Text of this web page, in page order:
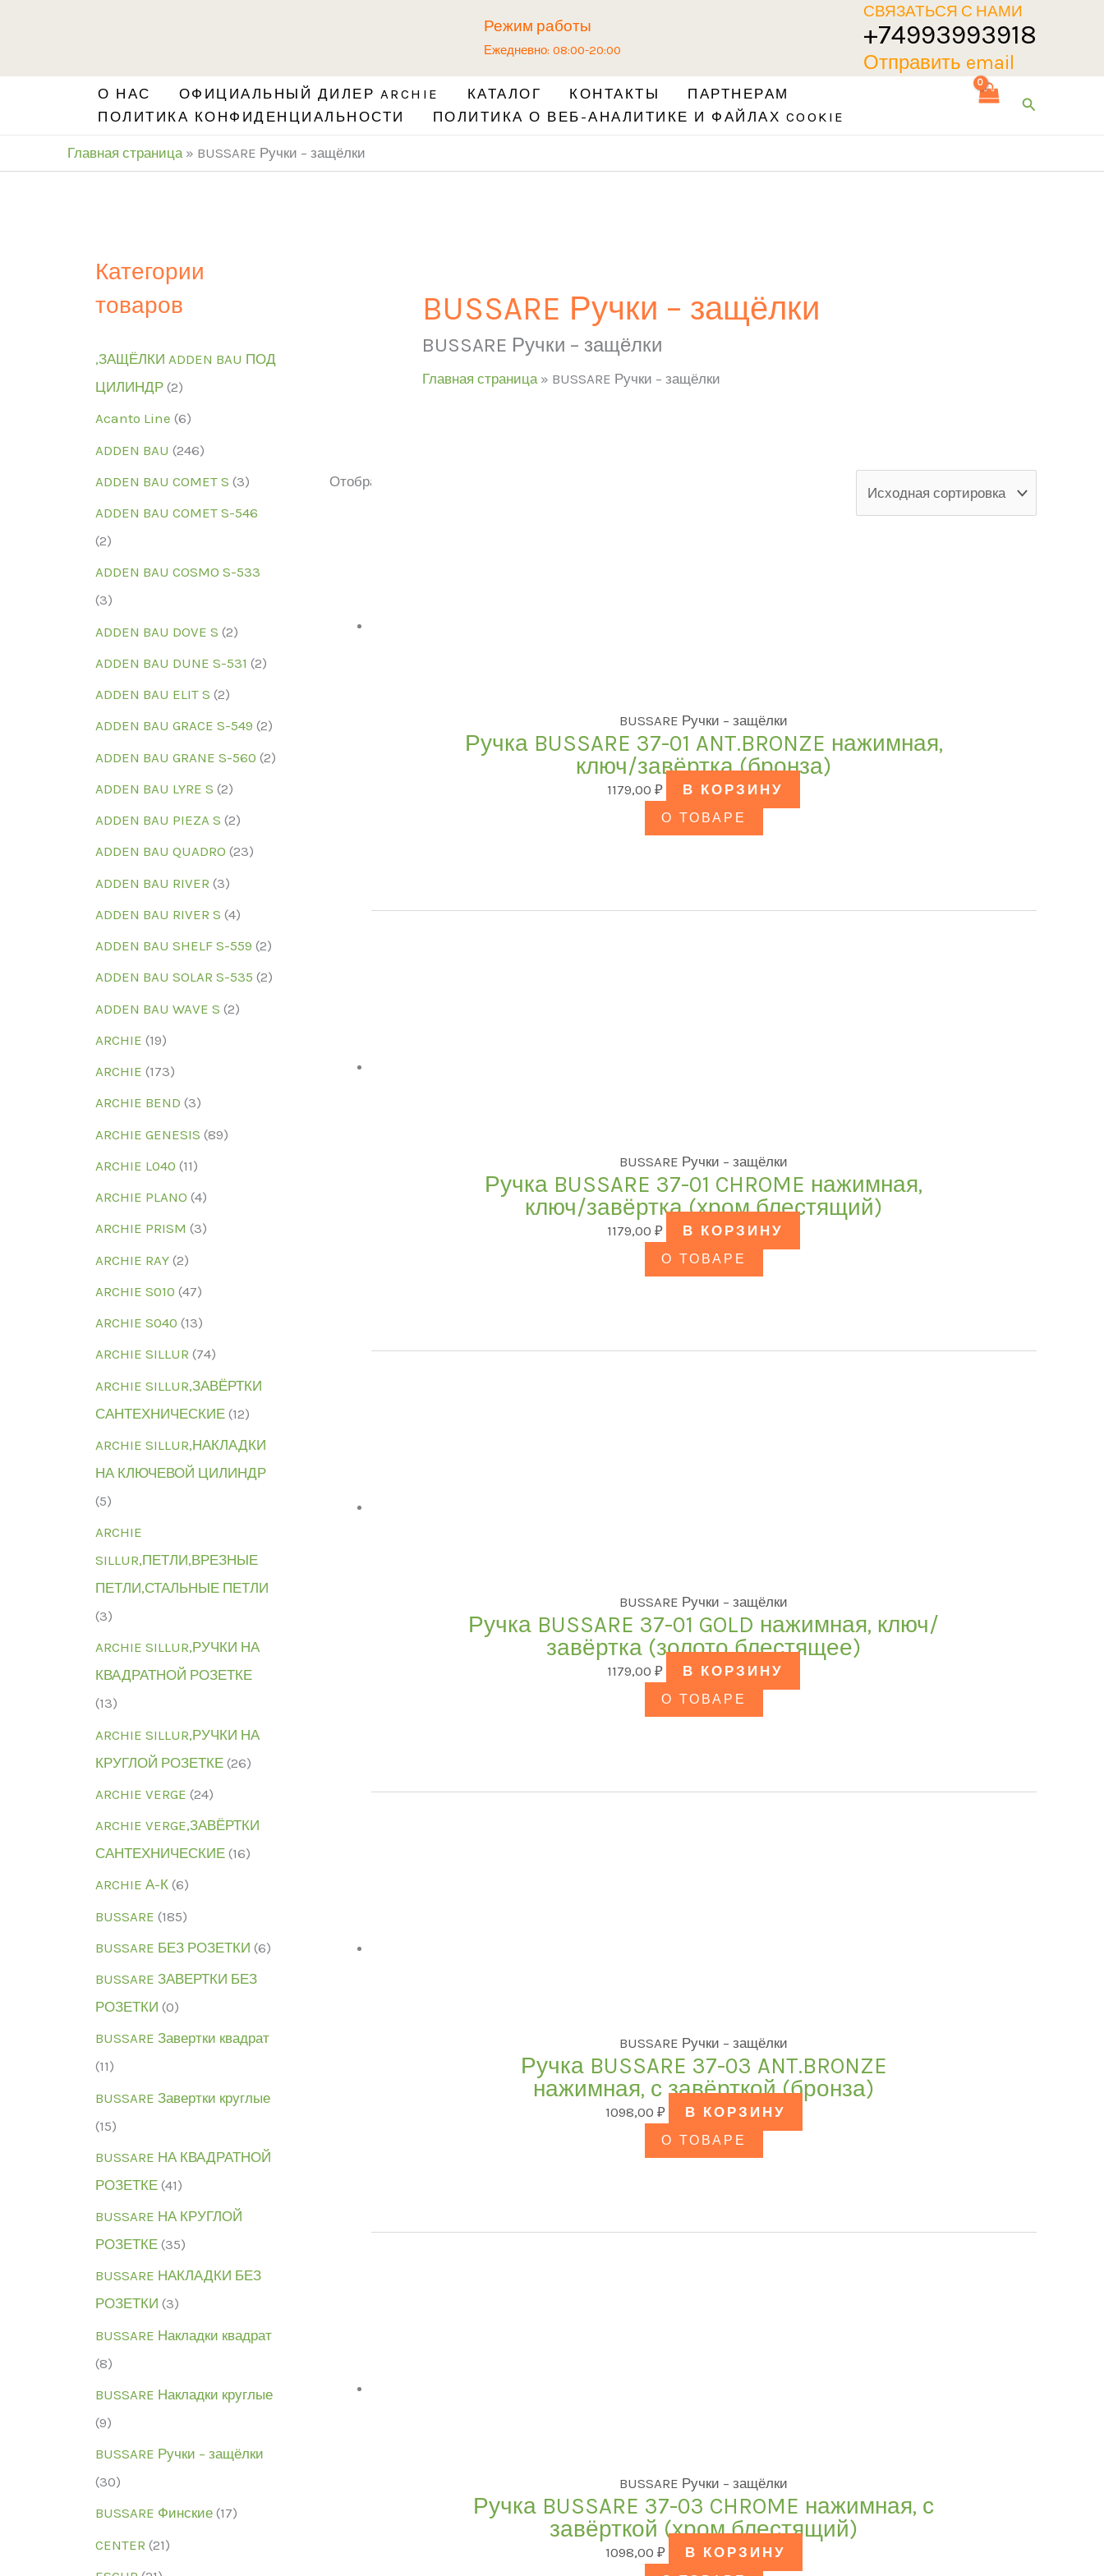
Режим работы
Ежедневно: 08:00-20:00
СВЯЗАТЬСЯ С НАМИ
+74993993918
Отправить email
О НАС ОФИЦИАЛЬНЫЙ ДИЛЕР ARCHIE КАТАЛОГ КОНТАКТЫ
ПАРТНЕРАМ
ПОЛИТИКА КОНФИДЕНЦИАЛЬНОСТИ
ПОЛИТИКА О ВЕБ-АНАЛИТИКЕ И ФАЙЛАХ COOKIE
Поиск
Главная страница » BUSSARE Ручки – защёлки
Категории
товаров
,ЗАЩЁЛКИ ADDEN BAU ПОД
ЦИЛИНДР (2)
Acanto Line (6)
ADDEN BAU (246)
ADDEN BAU COMET S (3)
ADDEN BAU COMET S-546
(2)
ADDEN BAU COSMO S-533
(3)
ADDEN BAU DOVE S (2)
ADDEN BAU DUNE S-531 (2)
ADDEN BAU ELIT S (2)
ADDEN BAU GRACE S-549 (2)
ADDEN BAU GRANE S-560 (2)
ADDEN BAU LYRE S (2)
ADDEN BAU PIEZA S (2)
ADDEN BAU QUADRO (23)
ADDEN BAU RIVER (3)
ADDEN BAU RIVER S (4)
ADDEN BAU SHELF S-559 (2)
ADDEN BAU SOLAR S-535 (2)
ADDEN BAU WAVE S (2)
ARCHIE (19)
ARCHIE (173)
ARCHIE BEND (3)
ARCHIE GENESIS (89)
ARCHIE L040 (11)
ARCHIE PLANO (4)
ARCHIE PRISM (3)
ARCHIE RAY (2)
ARCHIE S010 (47)
ARCHIE S040 (13)
ARCHIE SILLUR (74)
ARCHIE SILLUR,ЗАВЁРТКИ
САНТЕХНИЧЕСКИЕ (12)
ARCHIE SILLUR,НАКЛАДКИ
НА КЛЮЧЕВОЙ ЦИЛИНДР
(5)
ARCHIE
SILLUR,ПЕТЛИ,ВРЕЗНЫЕ
ПЕТЛИ,СТАЛЬНЫЕ ПЕТЛИ
(3)
ARCHIE SILLUR,РУЧКИ НА
КВАДРАТНОЙ РОЗЕТКЕ
(13)
ARCHIE SILLUR,РУЧКИ НА
КРУГЛОЙ РОЗЕТКЕ (26)
ARCHIE VERGE (24)
ARCHIE VERGE,ЗАВЁРТКИ
САНТЕХНИЧЕСКИЕ (16)
ARCHIE А-К (6)
BUSSARE (185)
BUSSARE БЕЗ РОЗЕТКИ (6)
BUSSARE ЗАВЕРТКИ БЕЗ
РОЗЕТКИ (0)
BUSSARE Завертки квадрат
(11)
BUSSARE Завертки круглые
(15)
BUSSARE НА КВАДРАТНОЙ
РОЗЕТКЕ (41)
BUSSARE НА КРУГЛОЙ
РОЗЕТКЕ (35)
BUSSARE НАКЛАДКИ БЕЗ
РОЗЕТКИ (3)
BUSSARE Накладки квадрат
(8)
BUSSARE Накладки круглые
(9)
BUSSARE Ручки – защёлки
(30)
BUSSARE Финские (17)
CENTER (21)
r
c
h
BUSSARE Ручки – защёлки
BUSSARE Ручки – защёлки
Главная страница» BUSSARE Ручки – защёлки
Отображение 1–12 из 30
BUSSARE Ручки – защёлки
Ручка BUSSARE 37-01 ANT.BRONZE нажимная,
ключ/завёртка (бронза)
1179,00₽ В КОРЗИНУ
О ТОВАРЕ
BUSSARE Ручки – защёлки
Ручка BUSSARE 37-01 CHROME нажимная,
ключ/завёртка (хром блестящий)
1179,00₽ В КОРЗИНУ
О ТОВАРЕ
BUSSARE Ручки – защёлки
Ручка BUSSARE 37-01 GOLD нажимная, ключ/
завёртка (золото блестящее)
1179,00₽ В КОРЗИНУ
О ТОВАРЕ
BUSSARE Ручки – защёлки
Ручка BUSSARE 37-03 ANT.BRONZE
нажимная, с завёрткой (бронза)
1098,00 ₽ В КОРЗИНУ
О ТОВАРЕ
BUSSARE Ручки – защёлки
Ручка BUSSARE 37-03 CHROME нажимная, с
завёрткой (хром блестящий)
1098,00 ₽ В КОРЗИНУ